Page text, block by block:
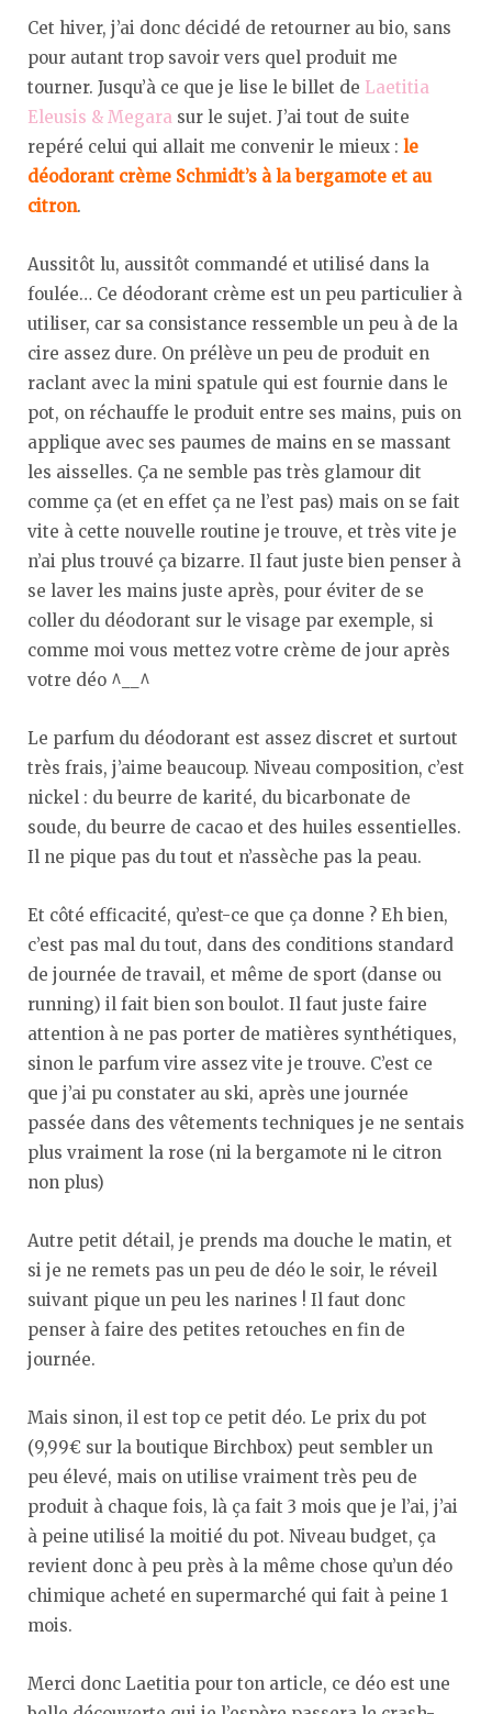
Cet hiver, j’ai donc décidé de retourner au bio, sans
pour autant trop savoir vers quel produit me
tourner. Jusqu’à ce que je lise le billet de Laetitia
Eleusis & Megara sur le sujet. J’ai tout de suite
repéré celui qui allait me convenir le mieux : le
déodorant crème Schmidt’s à la bergamote et au
citron.
Aussitôt lu, aussitôt commandé et utilisé dans la
foulée… Ce déodorant crème est un peu particulier à
utiliser, car sa consistance ressemble un peu à de la
cire assez dure. On prélève un peu de produit en
raclant avec la mini spatule qui est fournie dans le
pot, on réchauffe le produit entre ses mains, puis on
applique avec ses paumes de mains en se massant
les aisselles. Ça ne semble pas très glamour dit
comme ça (et en effet ça ne l’est pas) mais on se fait
vite à cette nouvelle routine je trouve, et très vite je
n’ai plus trouvé ça bizarre. Il faut juste bien penser à
se laver les mains juste après, pour éviter de se
coller du déodorant sur le visage par exemple, si
comme moi vous mettez votre crème de jour après
votre déo ^__^
Le parfum du déodorant est assez discret et surtout
très frais, j’aime beaucoup. Niveau composition, c’est
nickel : du beurre de karité, du bicarbonate de
soude, du beurre de cacao et des huiles essentielles.
Il ne pique pas du tout et n’assèche pas la peau.
Et côté efficacité, qu’est-ce que ça donne ? Eh bien,
c’est pas mal du tout, dans des conditions standard
de journée de travail, et même de sport (danse ou
running) il fait bien son boulot. Il faut juste faire
attention à ne pas porter de matières synthétiques,
sinon le parfum vire assez vite je trouve. C’est ce
que j’ai pu constater au ski, après une journée
passée dans des vêtements techniques je ne sentais
plus vraiment la rose (ni la bergamote ni le citron
non plus)
Autre petit détail, je prends ma douche le matin, et
si je ne remets pas un peu de déo le soir, le réveil
suivant pique un peu les narines ! Il faut donc
penser à faire des petites retouches en fin de
journée.
Mais sinon, il est top ce petit déo. Le prix du pot
(9,99€ sur la boutique Birchbox) peut sembler un
peu élevé, mais on utilise vraiment très peu de
produit à chaque fois, là ça fait 3 mois que je l’ai, j’ai
à peine utilisé la moitié du pot. Niveau budget, ça
revient donc à peu près à la même chose qu’un déo
chimique acheté en supermarché qui fait à peine 1
mois.
Merci donc Laetitia pour ton article, ce déo est une